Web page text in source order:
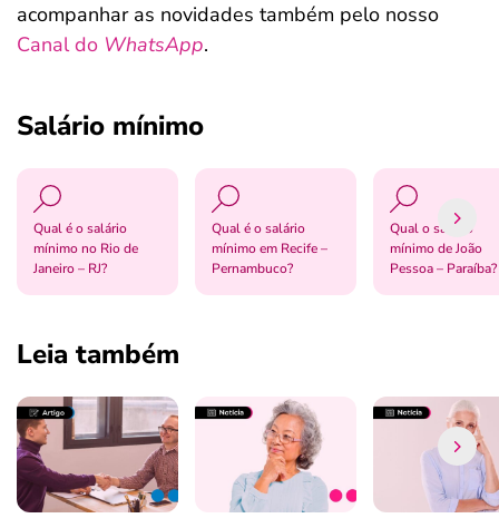
acompanhar as novidades também pelo nosso
Canal do WhatsApp.
Salário mínimo
Qual é o salário
mínimo no Rio de
Janeiro – RJ?
Qual é o salário
mínimo em Recife –
Pernambuco?
Qual o salário
mínimo de João
Pessoa – Paraíba?
Leia também